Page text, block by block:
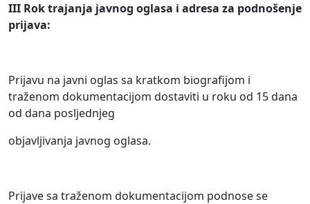
III Rok trajanja javnog oglasa i adresa za podnošenje
prijava:
Prijavu na javni oglas sa kratkom biografijom i
traženom dokumentacijom dostaviti u roku od 15 dana
od dana posljednjeg
objavljivanja javnog oglasa.
Prijave sa traženom dokumentacijom podnose se